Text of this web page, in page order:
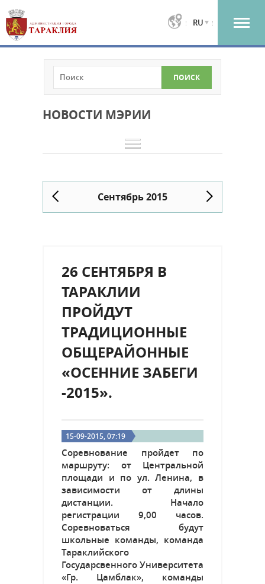
RU
НОВОСТИ МЭРИИ
Сентябрь 2015
26 СЕНТЯБРЯ В
ТАРАКЛИИ
ПРОЙДУТ
ТРАДИЦИОННЫЕ
ОБЩЕРАЙОННЫЕ
«ОСЕННИЕ ЗАБЕГИ
-2015».
15-09-2015, 07:19
Соревнование пройдет по
маршруту: от Центральной
площади и по ул. Ленина, в
зависимости от длины
дистанции. Начало
регистрации 9,00 часов.
Соревноваться будут
школьные команды, команда
Тараклийского
Государсвенного Университета
«Гр. Цамблак», команды